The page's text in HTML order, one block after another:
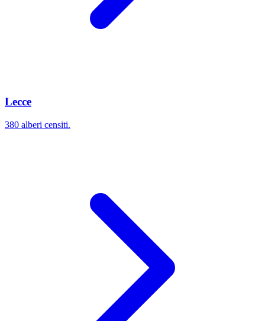
Lecce
380 alberi censiti.